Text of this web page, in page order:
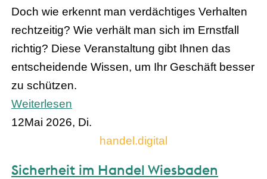
Doch wie erkennt man verdächtiges Verhalten
rechtzeitig? Wie verhält man sich im Ernstfall
richtig? Diese Veranstaltung gibt Ihnen das
entscheidende Wissen, um Ihr Geschäft besser
zu schützen.
Weiterlesen
12Mai 2026, Di.
handel.digital
Sicherheit im Handel Wiesbaden